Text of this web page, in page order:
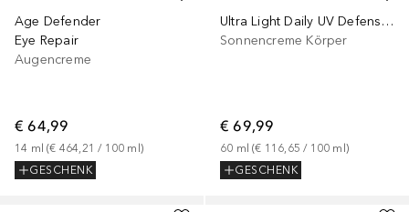
Age Defender
Eye Repair
Augencreme
€ 64,99
14 ml (€ 464,21 / 100 ml)
GESCHENK
Ultra Light Daily UV Defense SPF 50
Sonnencreme Körper
€ 69,99
60 ml (€ 116,65 / 100 ml)
GESCHENK